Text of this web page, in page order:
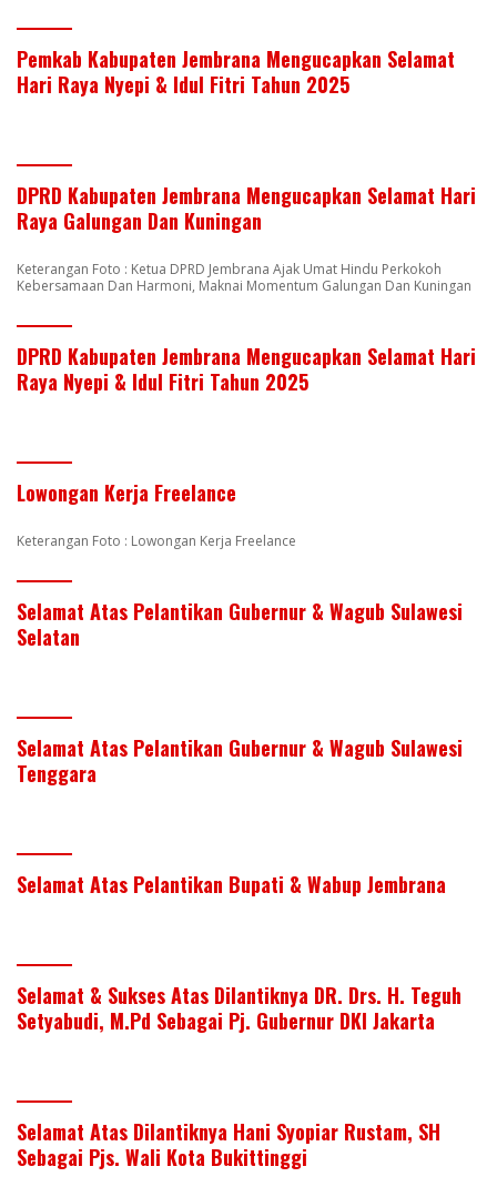
Pemkab Kabupaten Jembrana Mengucapkan Selamat
Hari Raya Nyepi & Idul Fitri Tahun 2025
DPRD Kabupaten Jembrana Mengucapkan Selamat Hari
Raya Galungan Dan Kuningan
Keterangan Foto : Ketua DPRD Jembrana Ajak Umat Hindu Perkokoh
Kebersamaan Dan Harmoni, Maknai Momentum Galungan Dan Kuningan
DPRD Kabupaten Jembrana Mengucapkan Selamat Hari
Raya Nyepi & Idul Fitri Tahun 2025
Lowongan Kerja Freelance
Keterangan Foto : Lowongan Kerja Freelance
Selamat Atas Pelantikan Gubernur & Wagub Sulawesi
Selatan
Selamat Atas Pelantikan Gubernur & Wagub Sulawesi
Tenggara
Selamat Atas Pelantikan Bupati & Wabup Jembrana
Selamat & Sukses Atas Dilantiknya DR. Drs. H. Teguh
Setyabudi, M.Pd Sebagai Pj. Gubernur DKI Jakarta
Selamat Atas Dilantiknya Hani Syopiar Rustam, SH
Sebagai Pjs. Wali Kota Bukittinggi